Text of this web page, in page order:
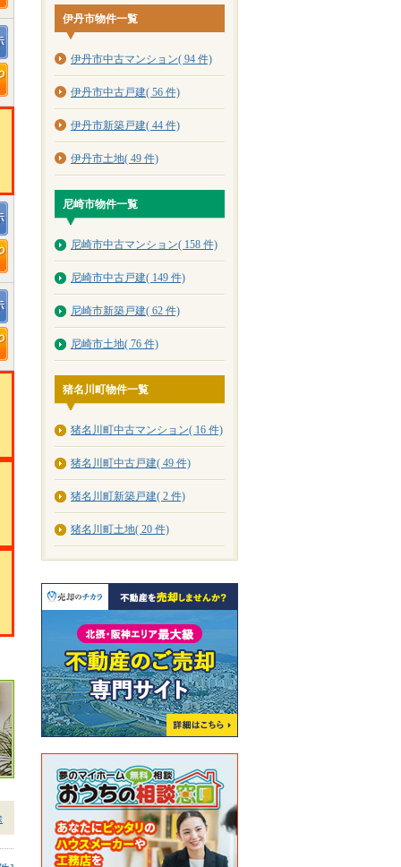
伊丹市物件一覧
伊丹市中古マンション( 94 件)
伊丹市中古戸建( 56 件)
伊丹市新築戸建( 44 件)
伊丹市土地( 49 件)
尼崎市物件一覧
尼崎市中古マンション( 158 件)
尼崎市中古戸建( 149 件)
尼崎市新築戸建( 62 件)
尼崎市土地( 76 件)
猪名川町物件一覧
猪名川町中古マンション( 16 件)
猪名川町中古戸建( 49 件)
猪名川町新築戸建( 2 件)
猪名川町土地( 20 件)